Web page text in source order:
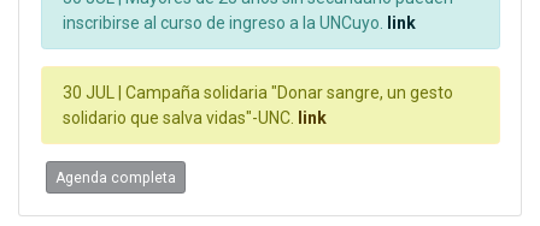
inscribirse al curso de ingreso a la UNCuyo. link
30 JUL | Campaña solidaria "Donar sangre, un gesto
solidario que salva vidas"-UNC. link
Agenda completa